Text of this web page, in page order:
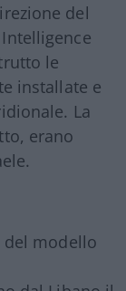
del
le
installate e
La
erano
del modello